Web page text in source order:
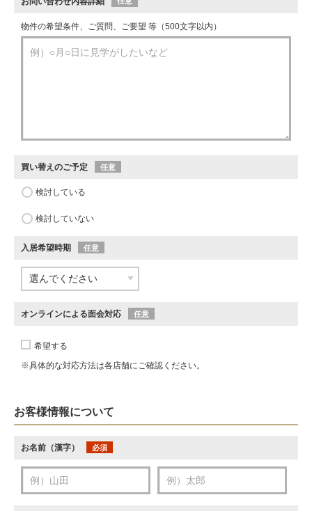
物件の希望条件、ご質問、ご要望 等（500文字以内）
買い替えのご予定 任意
検討している
検討していない
入居希望時期 任意
オンラインによる面会対応 任意
希望する
※具体的な対応方法は各店舗にご確認ください。
お客様情報について
お名前（漢字） 必須